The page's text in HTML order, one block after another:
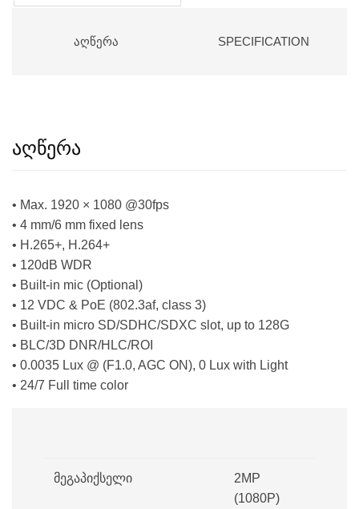
ᲐᲦᲬᲔᲠᲐ SPECIFICATION
აღწერა
• Max. 1920 × 1080 @30fps
• 4 mm/6 mm fixed lens
• H.265+, H.264+
• 120dB WDR
• Built-in mic (Optional)
• 12 VDC & PoE (802.3af, class 3)
• Built-in micro SD/SDHC/SDXC slot, up to 128G
• BLC/3D DNR/HLC/ROI
• 0.0035 Lux @ (F1.0, AGC ON), 0 Lux with Light
• 24/7 Full time color
მეგაპიქსელი
2MP
(1080P)